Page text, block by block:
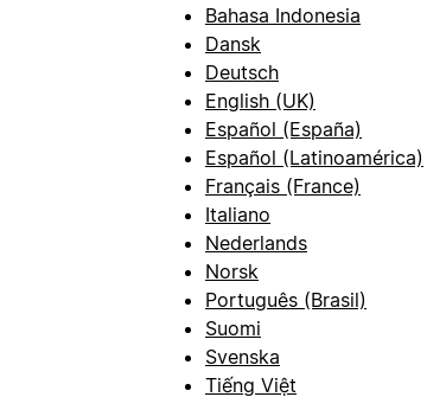
Bahasa Indonesia
Dansk
Deutsch
English (UK)
Español (España)
Español (Latinoamérica)
Français (France)
Italiano
Nederlands
Norsk
Português (Brasil)
Suomi
Svenska
Tiếng Việt